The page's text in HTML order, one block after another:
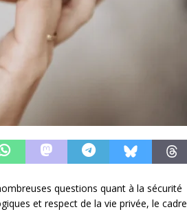
questions quant à la sécurité
et respect de la vie privée, le cadre